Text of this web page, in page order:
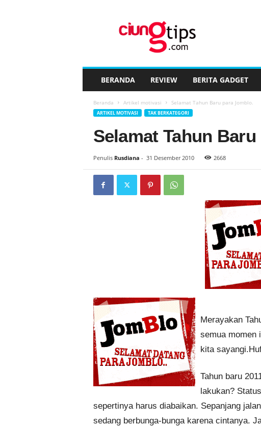
BERANDA REVIEW BERITA GADGET
Beranda Artikel motivasi Selamat Tahun Baru para Jomblo.
ARTIKEL MOTIVASI TAK BERKATEGORI
Selamat Tahun
Penulis Rusdiana - 31 Desember 2010 2668
Merayakan
semua momen
kita
Tahun baru
lakukan?
sepertinya harus diabaikan. Sepanjang
sedang berbunga-bunga karena cintanya.